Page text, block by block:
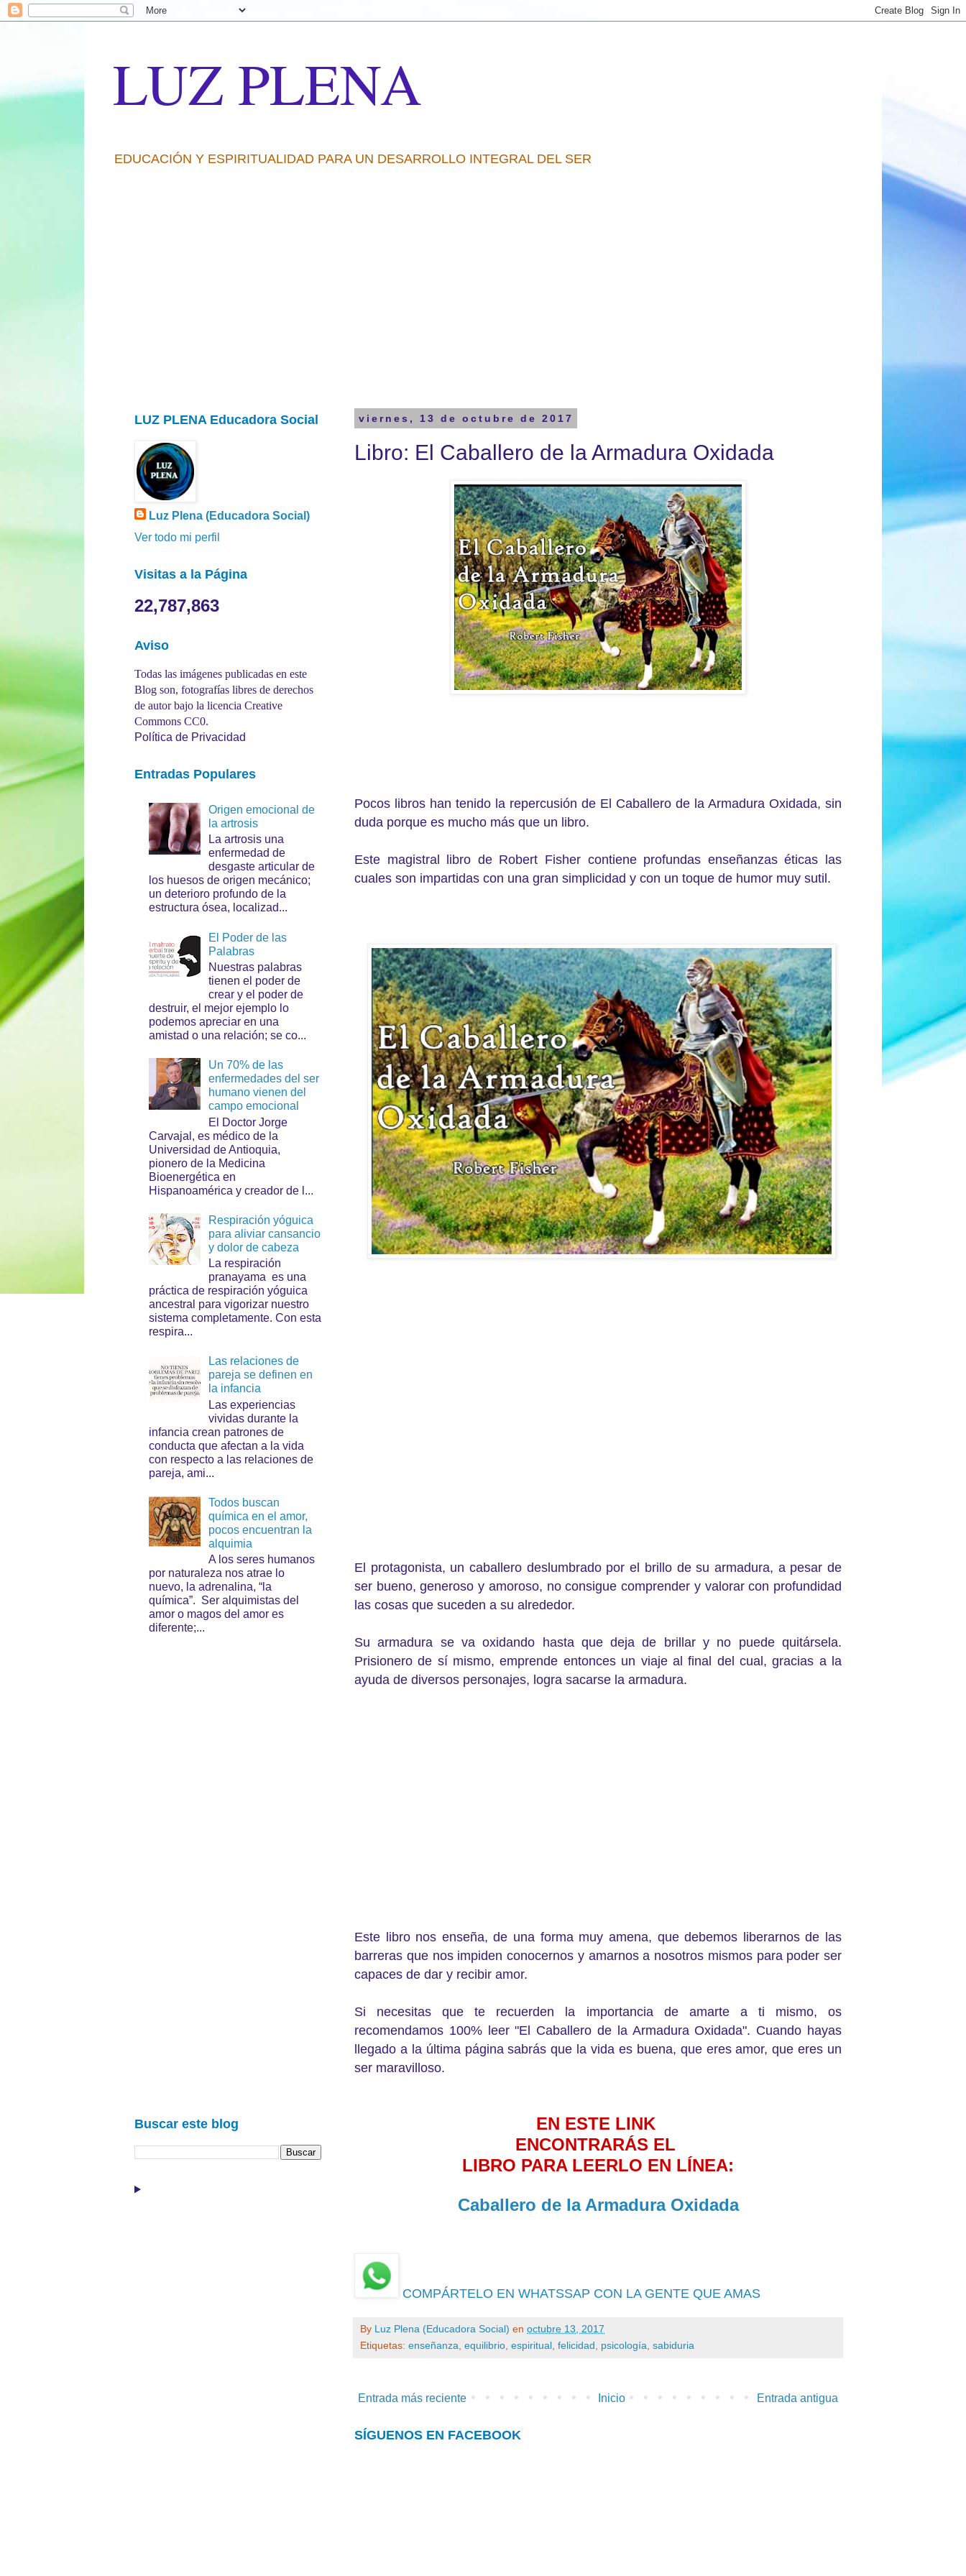
LUZ PLENA
EDUCACIÓN Y ESPIRITUALIDAD PARA UN DESARROLLO INTEGRAL DEL SER
viernes, 13 de octubre de 2017
Libro: El Caballero de la Armadura Oxidada
Pocos libros han tenido la repercusión de El Caballero de la Armadura Oxidada, sin
duda porque es mucho más que un libro.
Este magistral libro de Robert Fisher contiene profundas enseñanzas éticas las
cuales son impartidas con una gran simplicidad y con un toque de humor muy sutil.
El protagonista, un caballero deslumbrado por el brillo de su armadura, a pesar de
ser bueno, generoso y amoroso, no consigue comprender y valorar con profundidad
las cosas que suceden a su alrededor.
Su armadura se va oxidando hasta que deja de brillar y no puede quitársela.
Prisionero de sí mismo, emprende entonces un viaje al final del cual, gracias a la
ayuda de diversos personajes, logra sacarse la armadura.
Este libro nos enseña, de una forma muy amena, que debemos liberarnos de las
barreras que nos impiden conocernos y amarnos a nosotros mismos para poder ser
capaces de dar y recibir amor.
Si necesitas que te recuerden la importancia de amarte a ti mismo, os
recomendamos 100% leer "El Caballero de la Armadura Oxidada". Cuando hayas
llegado a la última página sabrás que la vida es buena, que eres amor, que eres un
ser maravilloso.
EN ESTE LINK
ENCONTRARÁS EL
LIBRO PARA LEERLO EN LÍNEA:
Caballero de la Armadura Oxidada
COMPÁRTELO EN WHATSSAP CON LA GENTE QUE AMAS
By Luz Plena (Educadora Social) en octubre 13, 2017
Etiquetas: enseñanza equilibrio espiritual felicidad psicología sabiduria
Entrada más reciente Entrada antigua
Inicio
SÍGUENOS EN FACEBOOK
LUZ PLENA Educadora Social
Luz Plena (Educadora Social)
Ver todo mi perfil
Visitas a la Página
22,787,863
Aviso
Todas las imágenes publicadas en este
Blog son, fotografías libres de derechos
de autor bajo la licencia Creative
Commons CC0.
Política de Privacidad
Entradas Populares
Origen emocional de
la artrosis
La artrosis una
enfermedad de
desgaste articular de
los huesos de origen mecánico;
un deterioro profundo de la
estructura ósea, localizad...
El Poder de las
Palabras
Nuestras palabras
tienen el poder de
crear y el poder de
destruir, el mejor ejemplo lo
podemos apreciar en una
amistad o una relación; se co...
Un 70% de las
enfermedades del ser
humano vienen del
campo emocional
El Doctor Jorge
Carvajal, es médico de la
Universidad de Antioquia,
pionero de la Medicina
Bioenergética en
Hispanoamérica y creador de l...
Respiración yóguica
para aliviar cansancio
y dolor de cabeza
La respiración
pranayama es una
práctica de respiración yóguica
ancestral para vigorizar nuestro
sistema completamente. Con esta
respira...
Las relaciones de
pareja se definen en
la infancia
Las experiencias
vividas durante la
infancia crean patrones de
conducta que afectan a la vida
con respecto a las relaciones de
pareja, ami...
Todos buscan
química en el amor,
pocos encuentran la
alquimia
A los seres humanos
por naturaleza nos atrae lo
nuevo, la adrenalina, “la
química”. Ser alquimistas del
amor o magos del amor es
diferente;...
Buscar este blog